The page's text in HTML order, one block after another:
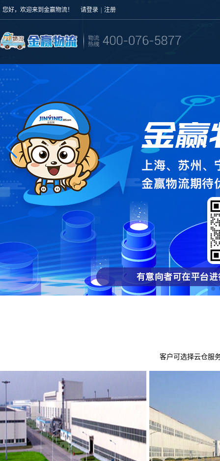
您好，欢迎来到金赢物流！ 请登录 注册
客户可选择云仓服